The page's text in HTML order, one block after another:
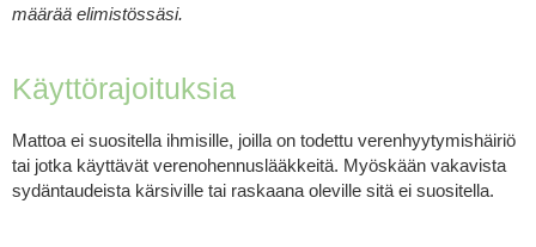
määrää elimistössäsi.
Käyttörajoituksia
Mattoa ei suositella ihmisille, joilla on todettu verenhyytymishäiriö
tai jotka käyttävät verenohennuslääkkeitä. Myöskään vakavista
sydäntaudeista kärsiville tai raskaana oleville sitä ei suositella.